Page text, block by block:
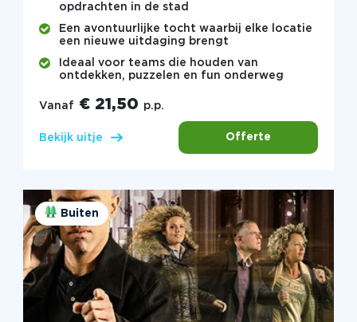
opdrachten in de stad
Een avontuurlijke tocht waarbij elke locatie
een nieuwe uitdaging brengt
Ideaal voor teams die houden van
ontdekken, puzzelen en fun onderweg
Vanaf € 21,50 p.p.
Bekijk uitje Offerte
Buiten